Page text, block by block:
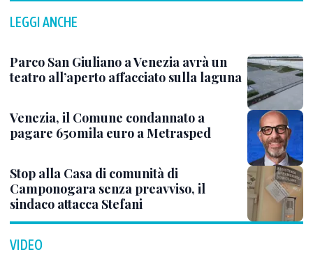
LEGGI ANCHE
Parco San Giuliano a Venezia avrà un
teatro all’aperto affacciato sulla laguna
Venezia, il Comune condannato a
pagare 650mila euro a Metrasped
Stop alla Casa di comunità di
Camponogara senza preavviso, il
sindaco attacca Stefani
VIDEO